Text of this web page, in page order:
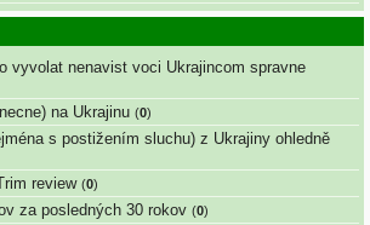
vyvolat nenavist voci Ukrajincom spravne
na Ukrajinu (0)
s postižením sluchu) z Ukrajiny ohledně
review (0)
za posledných 30 rokov (0)